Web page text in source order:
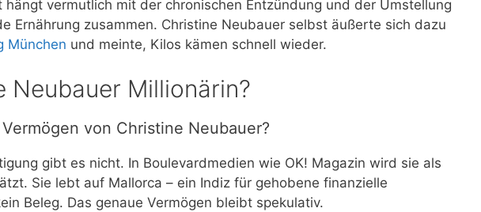
hängt vermutlich mit der chronischen Entzündung und der Umstellung
Ernährung zusammen. Christine Neubauer selbst äußerte sich dazu
München und meinte, Kilos kämen schnell wieder.
Neubauer Millionärin?
von Christine Neubauer?
gibt es nicht. In Boulevardmedien wie OK! Magazin wird sie als
Sie lebt auf Mallorca – ein Indiz für gehobene finanzielle
Beleg. Das genaue Vermögen bleibt spekulativ.